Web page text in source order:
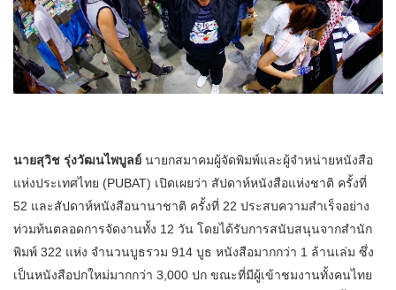
นายสุวิช รุ่งวัฒนไพบูลย์ นายกสมาคมผู้จัดพิมพ์และผู้จำหน่ายหนังสือ
แห่งประเทศไทย (PUBAT) เปิดเผยว่า สัปดาห์หนังสือแห่งชาติ ครั้งที่
52 และสัปดาห์หนังสือนานาชาติ ครั้งที่ 22 ประสบความสำเร็จอย่าง
ท่วมท้นตลอดการจัดงานทั้ง 12 วัน โดยได้รับการสนับสนุนจากสำนัก
พิมพ์ 322 แห่ง จำนวนบูธรวม 914 บูธ หนังสือมากกว่า 1 ล้านเล่ม ซึ่ง
เป็นหนังสือปกใหม่มากกว่า 3,000 ปก ขณะที่มีผู้เข้าชมงานทั้งคนไทย